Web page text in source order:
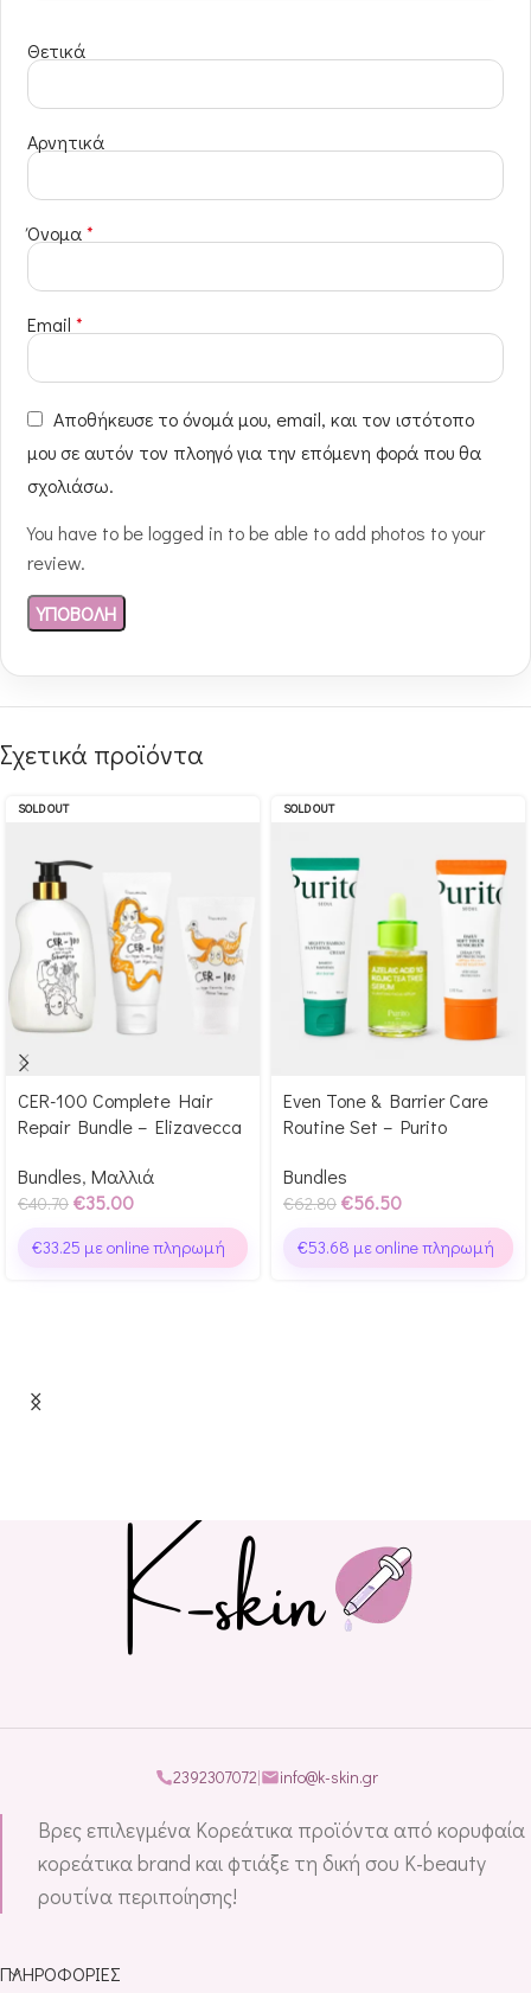
Θετικά
Αρνητικά
Όνομα*
Email *
Αποθήκευσε το όνομά μου, email, και τον ιστότοπο
μου σε αυτόν τον πλοηγό για την επόμενη φορά που θα
σχολιάσω.
You have to be logged in to be able to add photos to your
review.
Σχετικά προϊόντα
SOLD OUT
Αγόρασε & κέρδισε 350
Glow Points!
CER-100 Complete Hair
Repair Bundle – Elizavecca
Bundles, Μαλλιά
€40.70 €35.00
€33.25 με online πληρωμή
SOLD OUT
Αγόρασε & κέρδισε 565
Glow Points!
Even Tone & Barrier Care
Routine Set – Purito
Bundles
€62.80 €56.50
€53.68 με online πληρωμή
2392307072| info@k-skin.gr
Βρες επιλεγμένα Κορεάτικα προϊόντα από κορυφαία
κορεάτικα brand και φτιάξε τη δική σου K-beauty
ρουτίνα περιποίησης!
ΠΛΗΡΟΦΟΡΊΕΣ